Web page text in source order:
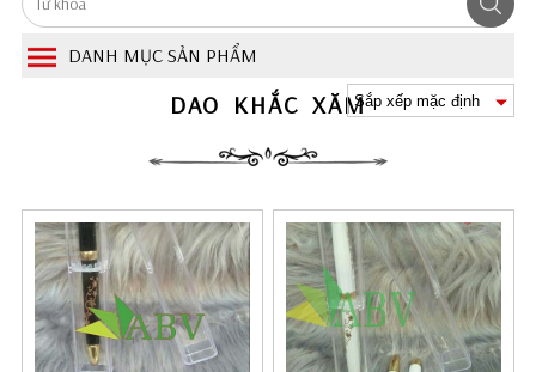
DANH MỤC SẢN PHẨM
DAO KHẮC XĂM